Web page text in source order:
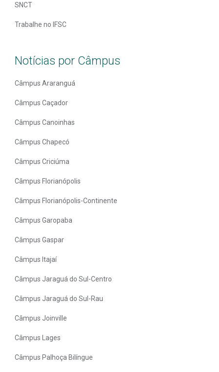
SNCT
Trabalhe no IFSC
Notícias por Câmpus
Câmpus Araranguá
Câmpus Caçador
Câmpus Canoinhas
Câmpus Chapecó
Câmpus Criciúma
Câmpus Florianópolis
Câmpus Florianópolis-Continente
Câmpus Garopaba
Câmpus Gaspar
Câmpus Itajaí
Câmpus Jaraguá do Sul-Centro
Câmpus Jaraguá do Sul-Rau
Câmpus Joinville
Câmpus Lages
Câmpus Palhoça Bilíngue